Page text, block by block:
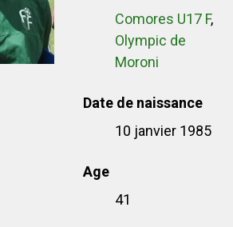
Comores U17 F,
Olympic de
Moroni
Date de naissance
10 janvier 1985
Age
41